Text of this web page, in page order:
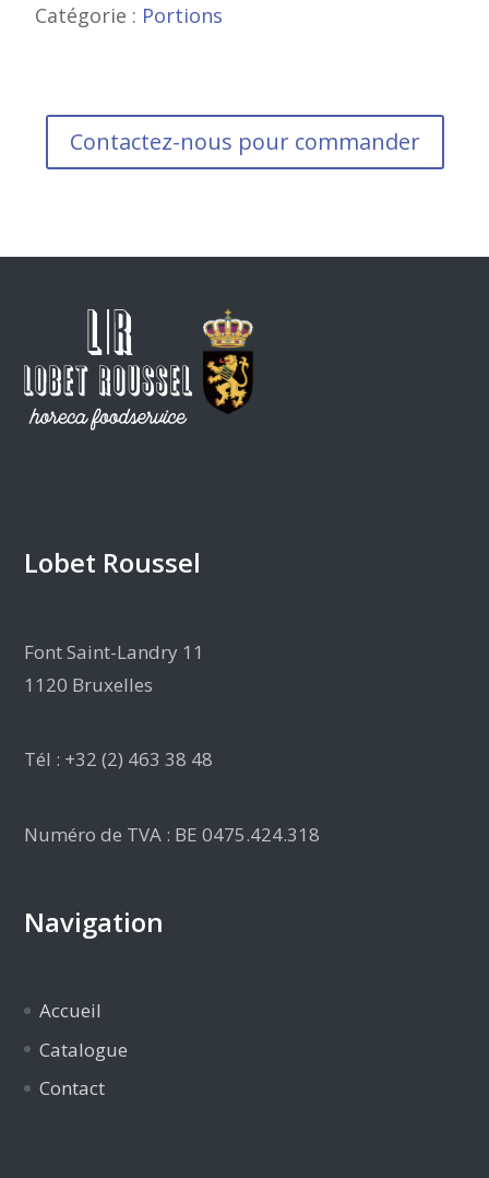
Catégorie : Portions
Contactez-nous pour commander
Lobet Roussel
Font Saint-Landry 11
1120 Bruxelles
Tél : +32 (2) 463 38 48
Numéro de TVA : BE 0475.424.318
Navigation
Accueil
Catalogue
Contact